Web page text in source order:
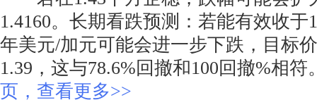
1.4160。长期看跌预测：若能有效收于
年美元/加元可能会进一步下跌，目标
1.39，这与78.6%回撤和100回撤%相
页，查看更多>>